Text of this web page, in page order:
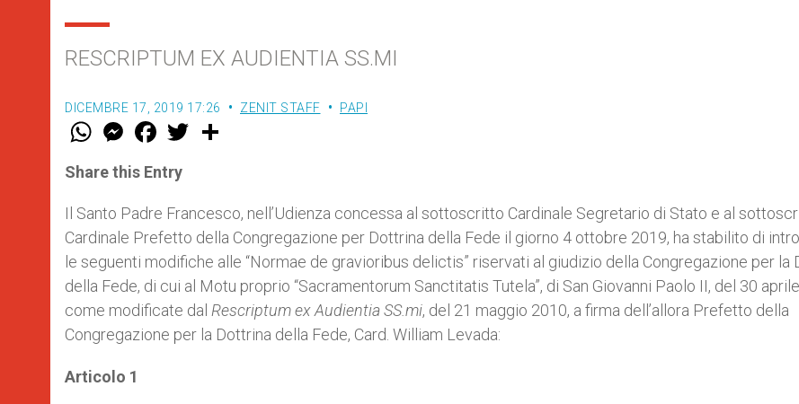
RESCRIPTUM EX AUDIENTIA SS.MI
DICEMBRE 17, 2019 17:26 ZENIT STAFF PAPI
W
t
s
p
p
M
e
s
e
g
e
r
F
a
e
b
o
k
w
r
Share this Entry
Il Santo Padre Francesco, nell’Udienza concessa al sottoscritto Cardinale Segretario di Stato e al
Cardinale Prefetto della Congregazione per Dottrina della Fede il giorno 4 ottobre 2019, ha stabilito di
le seguenti modifiche alle “Normae de gravioribus delictis” riservati al giudizio della Congregazione per la
della Fede, di cui al Motu proprio “Sacramentorum Sanctitatis Tutela”, di San Giovanni Paolo II, del 30
come modificate dal Rescriptum ex Audientia SS.mi, del 21 maggio 2010, a firma dell’allora Prefetto della
Congregazione per la Dottrina della Fede, Card. William Levada:
Articolo 1